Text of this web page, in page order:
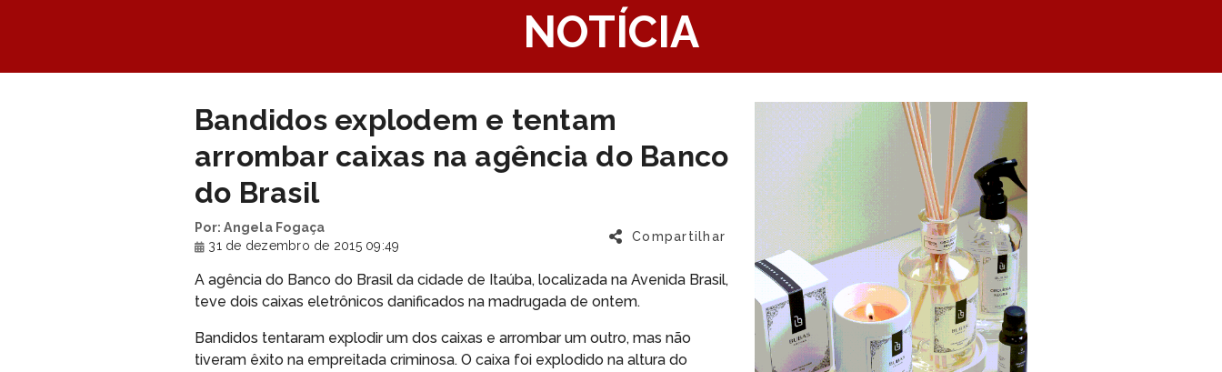
NOTÍCIA
Bandidos explodem e tentam
arrombar caixas na agência do Banco
do Brasil
Por: Angela Fogaça
31 de dezembro de 2015 09:49
Compartilhar
A agência do Banco do Brasil da cidade de Itaúba, localizada na Avenida Brasil,
teve dois caixas eletrônicos danificados na madrugada de ontem.
Bandidos tentaram explodir um dos caixas e arrombar um outro, mas não
tiveram êxito na empreitada criminosa. O caixa foi explodido na altura do